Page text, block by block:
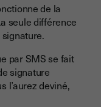
de la
seule différence
par SMS se fait
signature
l’aurez deviné,